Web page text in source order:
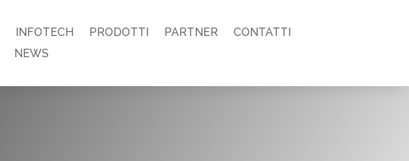
INFOTECH PRODOTTI PARTNER
CONTATTI
NEWS